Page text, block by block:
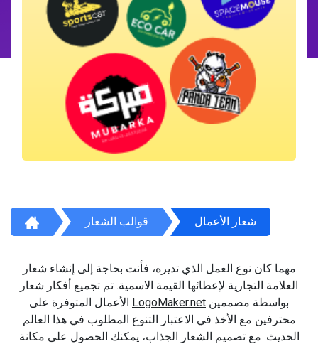
قوالب الشعار شعار الأعمال
مهما كان نوع العمل الذي تديره، فأنت بحاجة إلى إنشاء شعار
العلامة التجارية لإعطائها القيمة الاسمية. تم تجميع أفكار شعار
LogoMaker.net
محترفين مع الأخذ في الاعتبار التنوع المطلوب في هذا العالم
الحديث. مع تصميم الشعار الجذاب، يمكنك الحصول على مكانة